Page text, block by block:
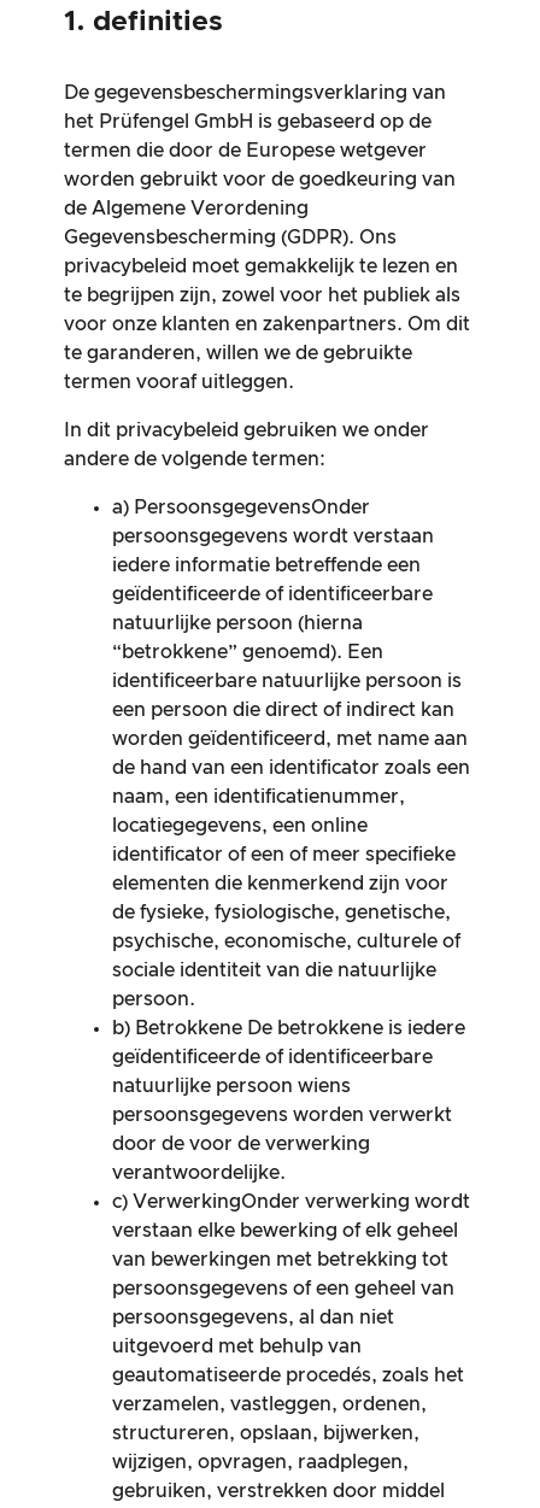
1. definities
De gegevensbeschermingsverklaring van
het Prüfengel GmbH is gebaseerd op de
termen die door de Europese wetgever
worden gebruikt voor de goedkeuring van
de Algemene Verordening
Gegevensbescherming (GDPR). Ons
privacybeleid moet gemakkelijk te lezen en
te begrijpen zijn, zowel voor het publiek als
voor onze klanten en zakenpartners. Om dit
te garanderen, willen we de gebruikte
termen vooraf uitleggen.
In dit privacybeleid gebruiken we onder
andere de volgende termen:
a) PersoonsgegevensOnder
persoonsgegevens wordt verstaan
iedere informatie betreffende een
geïdentificeerde of identificeerbare
natuurlijke persoon (hierna
“betrokkene” genoemd). Een
identificeerbare natuurlijke persoon is
een persoon die direct of indirect kan
worden geïdentificeerd, met name aan
de hand van een identificator zoals een
naam, een identificatienummer,
locatiegegevens, een online
identificator of een of meer specifieke
elementen die kenmerkend zijn voor
de fysieke, fysiologische, genetische,
psychische, economische, culturele of
sociale identiteit van die natuurlijke
persoon.
b) Betrokkene De betrokkene is iedere
geïdentificeerde of identificeerbare
natuurlijke persoon wiens
persoonsgegevens worden verwerkt
door de voor de verwerking
verantwoordelijke.
c) VerwerkingOnder verwerking wordt
verstaan elke bewerking of elk geheel
van bewerkingen met betrekking tot
persoonsgegevens of een geheel van
persoonsgegevens, al dan niet
uitgevoerd met behulp van
geautomatiseerde procedés, zoals het
verzamelen, vastleggen, ordenen,
structureren, opslaan, bijwerken,
wijzigen, opvragen, raadplegen,
gebruiken, verstrekken door middel